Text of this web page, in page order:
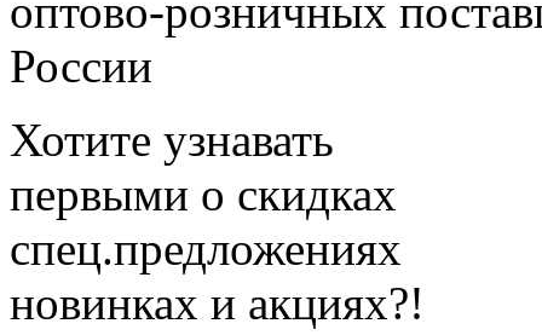
оптово-розничных
России
Хотите узнавать
первыми о скидках
спец.предложениях
новинках и акциях?!